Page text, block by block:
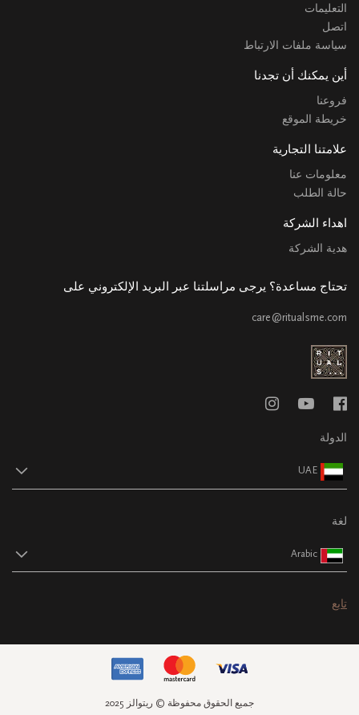
التعليمات
اتصل
سياسة ملفات الارتباط
أين يمكنك أن تجدنا
فروعنا
خريطة الموقع
علامتنا التجارية
معلومات عنا
حالة الطلب
اهداء الشركة
هدية الشركة
تحتاج مساعدة؟ يرجى مراسلتنا عبر البريد الإلكتروني على
care@ritualsme.com
الدولة
UAE
لغة
Arabic
تابع
جميع الحقوق محفوظة © ريتوالز 2025